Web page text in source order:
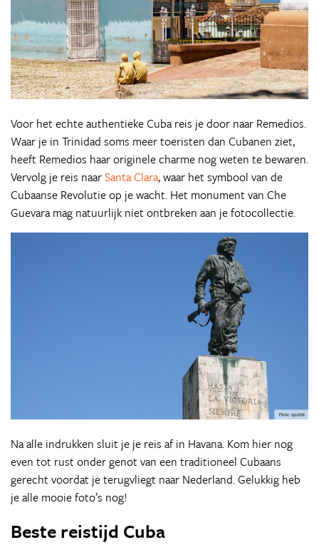
Voor het echte authentieke Cuba reis je door naar Remedios.
Waar je in Trinidad soms meer toeristen dan Cubanen ziet,
heeft Remedios haar originele charme nog weten te bewaren.
Vervolg je reis naarSanta Clara, waar het symbool van de
Cubaanse Revolutie op je wacht. Het monument van Che
Guevara mag natuurlijk niet ontbreken aan je fotocollectie.
Na alle indrukken sluit je je reis af in Havana. Kom hier nog
even tot rust onder genot van een traditioneel Cubaans
gerecht voordat je terugvliegt naar Nederland. Gelukkig heb
je alle mooie foto’s nog!
Beste reistijd Cuba